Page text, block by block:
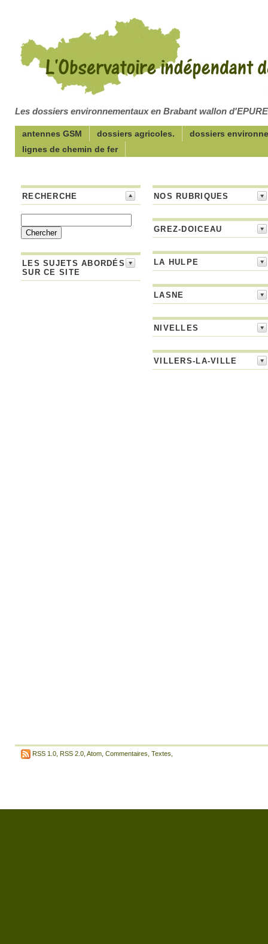
Les dossiers environnementaux en Brabant wallon
antennes GSM dossiers agricoles.
dossiers
lignes de chemin de fer
RECHERCHE
LES SUJETS ABORDÉS
SUR CE SITE
NOS RUBRIQUES
GREZ-DOICEAU
LA HULPE
LASNE
NIVELLES
VILLERS-LA-VILLE
RSS 1.0 RSS 2.0 Atom Commentaires Textes